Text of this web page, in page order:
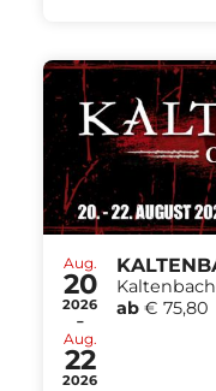
Aug.
20
2026
-
Aug.
22
2026
ab € 75,80